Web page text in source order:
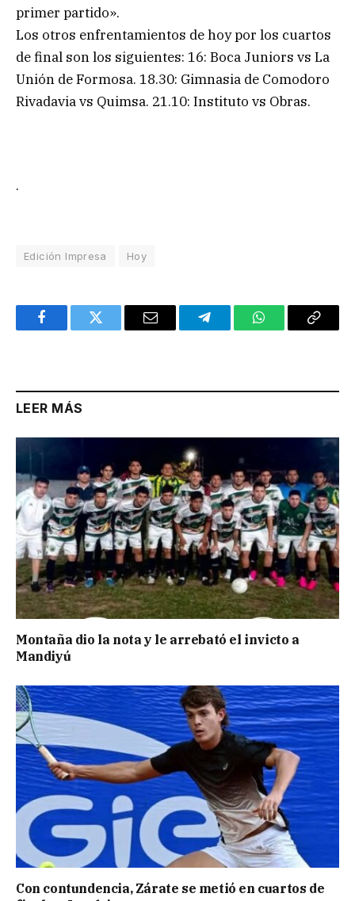
primer partido».
Los otros enfrentamientos de hoy por los cuartos
de final son los siguientes: 16: Boca Juniors vs La
Unión de Formosa. 18.30: Gimnasia de Comodoro
Rivadavia vs Quimsa. 21.10: Instituto vs Obras.
.
Edición Impresa Hoy
FacebookTwitter Email TelegramWhatsAppCopy
LEER MÁS
Montaña dio la nota y le arrebató el invicto a
Mandiyú
Con contundencia, Zárate se metió en cuartos de